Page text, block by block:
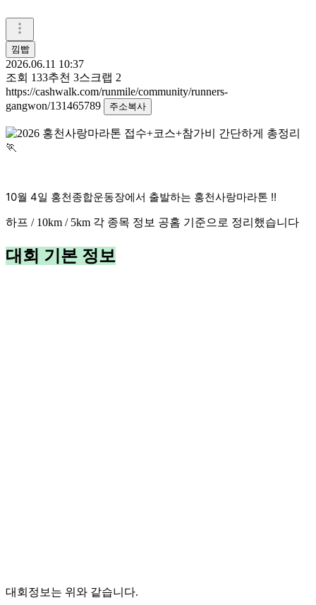
낌빱
2026.06.11 10:37
조회 133추천 3스크랩 2
https://cashwalk.com/runmile/community/runners-
gangwon/131465789
주소복사
10월 4일 홍천종합운동장에서 출발하는 홍천사랑마라톤 !!
하프 / 10km / 5km 각 종목 정보 공홈 기준으로 정리했습니다
대회 기본 정보
대회정보는 위와 같습니다.